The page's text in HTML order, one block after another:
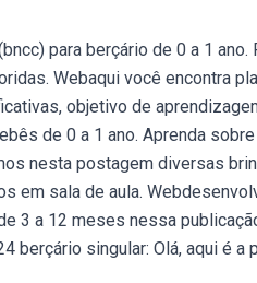
para berçário de 0 a 1
Webaqui você encontra
objetivo de
de 0 a 1 ano. Aprenda
nesta postagem diversas
em sala de aula.
3 a 12 meses nessa
berçário singular: Olá, aqui é a